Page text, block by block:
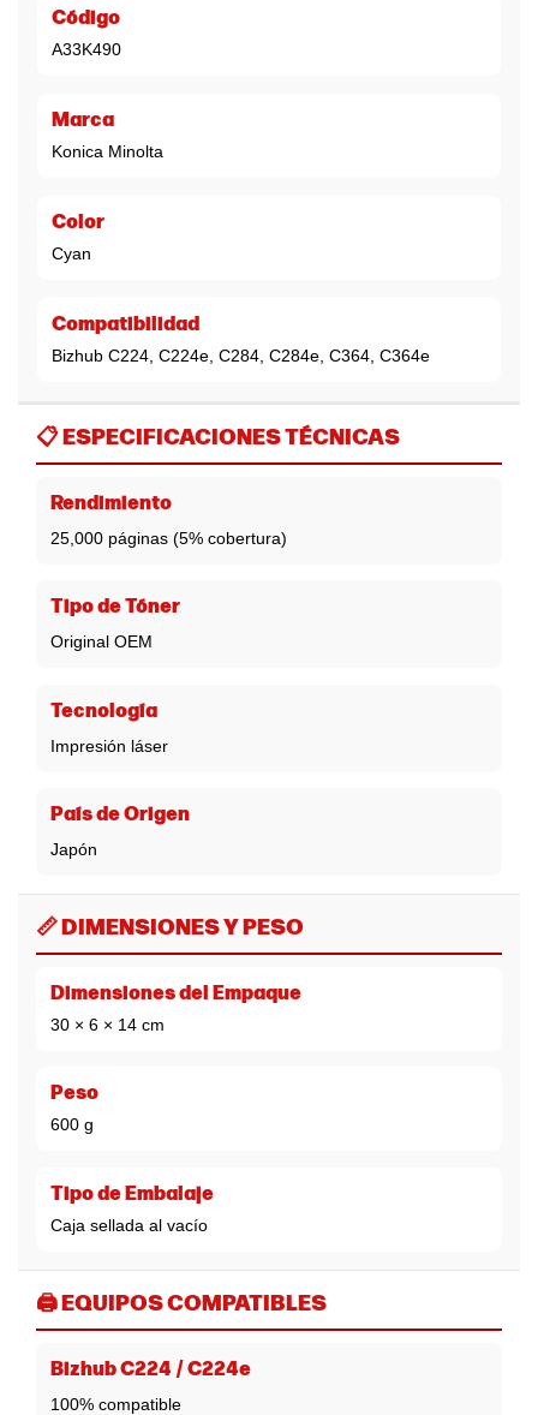
Código
A33K490
Marca
Konica Minolta
Color
Cyan
Compatibilidad
Bizhub C224, C224e, C284, C284e, C364, C364e
📋 ESPECIFICACIONES TÉCNICAS
Rendimiento
25,000 páginas (5% cobertura)
Tipo de Tóner
Original OEM
Tecnología
Impresión láser
País de Origen
Japón
📏 DIMENSIONES Y PESO
Dimensiones del Empaque
30 × 6 × 14 cm
Peso
600 g
Tipo de Embalaje
Caja sellada al vacío
🖨️ EQUIPOS COMPATIBLES
Bizhub C224 / C224e
100% compatible